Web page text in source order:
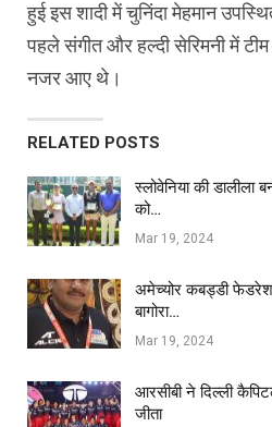
हुई इस शादी में चुनिंदा मेहमान
पहले संगीत और हल्दी सेरिमनी में
नजर आए थे।
RELATED POSTS
स्लोवेनिया की डालीला
को…
Mar 19, 2024
अमेच्योर कबड्डी
बागोरा…
Mar 19, 2024
आरसीबी ने दिल्ली
जीता